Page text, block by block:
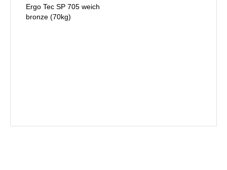
Ergo Tec SP 705 weich
bronze (70kg)